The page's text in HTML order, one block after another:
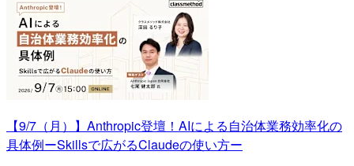
【9/7（月）】Anthropic登壇！AIによる自治体業務効率化の
具体例ーSkillsで広がるClaudeの使い方ー